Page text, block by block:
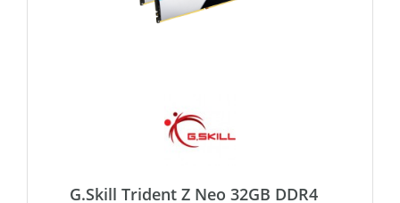
G.Skill Trident Z Neo 32GB DDR4